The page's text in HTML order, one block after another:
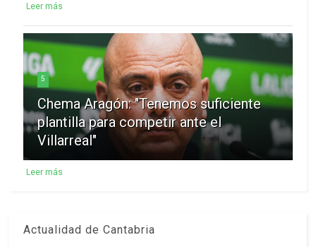
Leer más
5
Chema Aragón: "Tenemos suficiente
plantilla para competir ante el
Villarreal"
Leer más
Actualidad de Cantabria